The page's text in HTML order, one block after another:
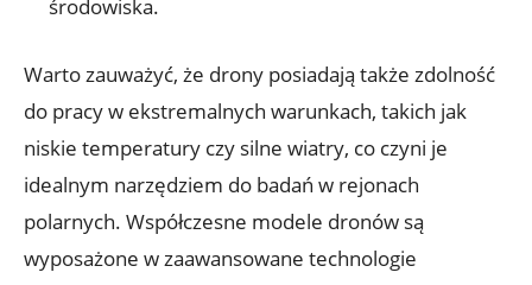
⁢środowiska.
Warto zauważyć, że drony posiadają‌ także zdolność
do pracy w‌ ekstremalnych warunkach, ⁣takich jak
⁢niskie temperatury ​czy silne wiatry,⁣ co czyni je
idealnym ‍narzędziem do badań w rejonach
polarnych. Współczesne modele ‌dronów są
wyposażone w ⁤zaawansowane​ technologie